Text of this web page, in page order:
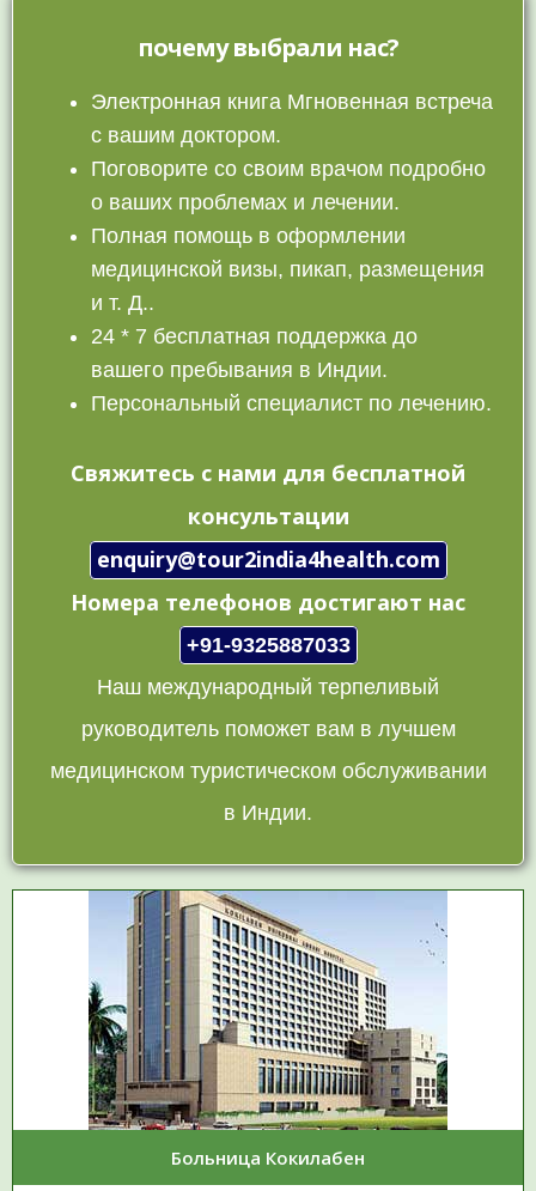
почему выбрали нас?
Электронная книга Мгновенная встреча
с вашим доктором.
Поговорите со своим врачом подробно
о ваших проблемах и лечении.
Полная помощь в оформлении
медицинской визы, пикап, размещения
и т. Д..
24 * 7 бесплатная поддержка до
вашего пребывания в Индии.
Персональный специалист по лечению.
Свяжитесь с нами для бесплатной
консультации
enquiry@tour2india4health.com
Номера телефонов достигают нас
+91-9325887033
Наш международный терпеливый
руководитель поможет вам в лучшем
медицинском туристическом обслуживании
в Индии.
Больница Кокилабен